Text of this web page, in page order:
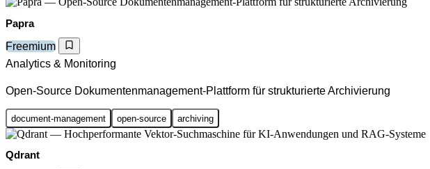
Papra
Freemium
Analytics & Monitoring
Open-Source Dokumentenmanagement-Plattform für strukturierte Archivierung
document-management open-source archiving
Qdrant